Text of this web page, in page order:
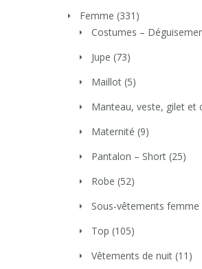
Femme (331)
Costumes –
Jupe (73)
Maillot (5)
Manteau, veste, gilet et
Maternité (9)
Pantalon – Short (25)
Robe (52)
Sous-vêtements femme
Top (105)
Vêtements de nuit (11)